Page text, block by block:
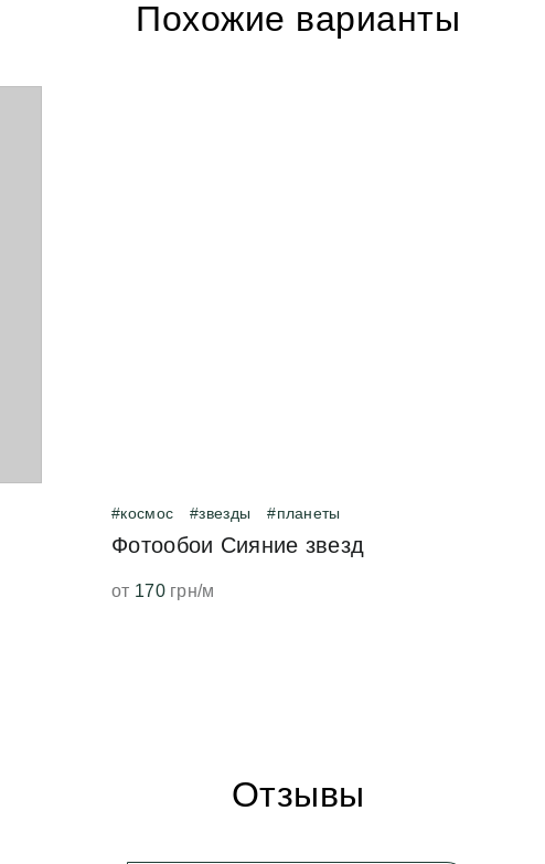
Похожие варианты
#космос #звезды #планеты
Фотообои Сияние звезд
от 170грн/м
Отзывы